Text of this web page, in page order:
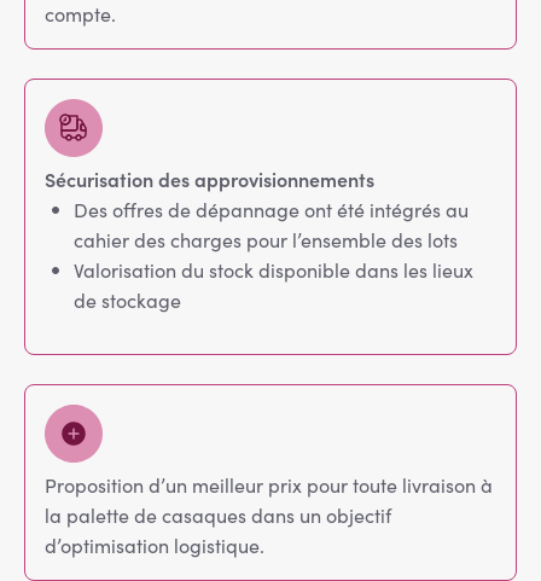
compte.
Sécurisation des approvisionnements
Des offres de dépannage ont été intégrés au
cahier des charges pour l’ensemble des lots
Valorisation du stock disponible dans les lieux
de stockage
Proposition d’un meilleur prix pour toute livraison à
la palette de casaques dans un objectif
d’optimisation logistique.